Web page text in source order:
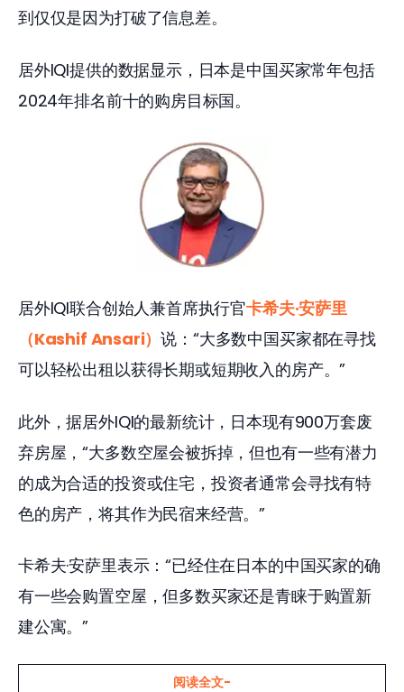
到仅仅是因为打破了信息差。
居外IQI提供的数据显示，日本是中国买家常年包括
2024年排名前十的购房目标国。
居外IQI联合创始人兼首席执行官卡希夫·安萨里
（Kashif Ansari）说：“大多数中国买家都在寻找
可以轻松出租以获得长期或短期收入的房产。”
此外，据居外IQI的最新统计，日本现有900万套废
弃房屋，“大多数空屋会被拆掉，但也有一些有潜力
的成为合适的投资或住宅，投资者通常会寻找有特
色的房产，将其作为民宿来经营。”
卡希夫·安萨里表示：“已经住在日本的中国买家的确
有一些会购置空屋，但多数买家还是青睐于购置新
建公寓。”
阅读全文-